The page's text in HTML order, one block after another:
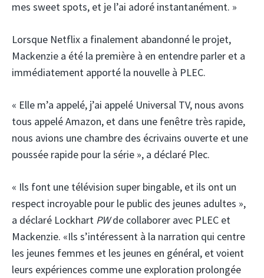
mes sweet spots, et je l’ai adoré instantanément. »
Lorsque Netflix a finalement abandonné le projet,
Mackenzie a été la première à en entendre parler et a
immédiatement apporté la nouvelle à PLEC.
« Elle m’a appelé, j’ai appelé Universal TV, nous avons
tous appelé Amazon, et dans une fenêtre très rapide,
nous avions une chambre des écrivains ouverte et une
poussée rapide pour la série », a déclaré Plec.
« Ils font une télévision super bingable, et ils ont un
respect incroyable pour le public des jeunes adultes »,
a déclaré Lockhart PWde collaborer avec PLEC et
Mackenzie. «Ils s’intéressent à la narration qui centre
les jeunes femmes et les jeunes en général, et voient
leurs expériences comme une exploration prolongée